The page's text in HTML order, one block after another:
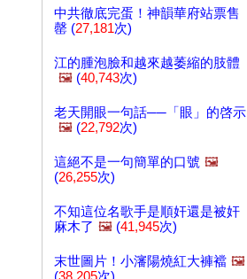
中共徹底完蛋！神韻華府站票售
罄 (27,181次)
江的腫泡臉和越來越萎縮的肢體
🖼️ (40,743次)
老天開眼一句話──「眼」的啓示
🖼️ (22,792次)
這絕不是一句簡單的口號 🖼️
(26,255次)
不知這位名歌手是順奸還是被奸
麻木了 🖼️ (41,945次)
末世圖片！小瀋陽燒紅大褲襠 🖼️